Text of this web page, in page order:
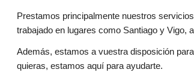
Prestamos principalmente nuestros
trabajado en lugares como Santiago y Vigo,
Además, estamos a vuestra disposición
quieras, estamos aquí para ayudarte.